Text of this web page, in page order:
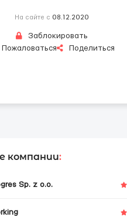
На сайте с 08.12.2020
Заблокировать
Пожаловаться
Поделиться
компании:
Sp. z o.o.